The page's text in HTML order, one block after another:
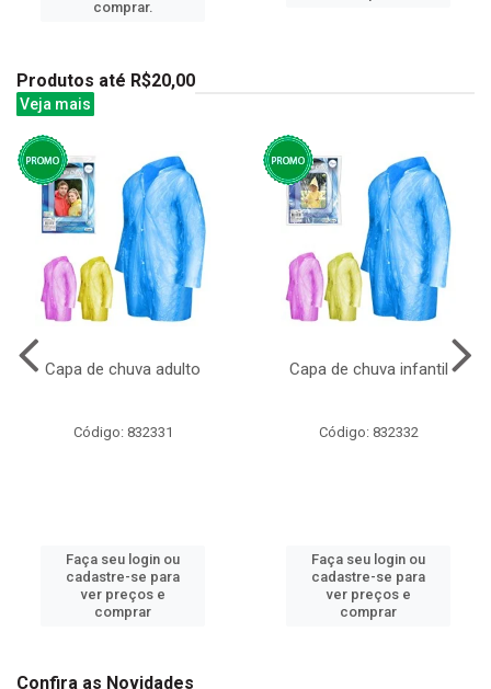
comprar.
Produtos até R$20,00
Veja mais
Capa de chuva adulto
Código: 832331
Faça seu login ou
cadastre-se para
ver preços e
comprar
Capa de chuva infantil
Código: 832332
Faça seu login ou
cadastre-se para
ver preços e
comprar
Confira as Novidades